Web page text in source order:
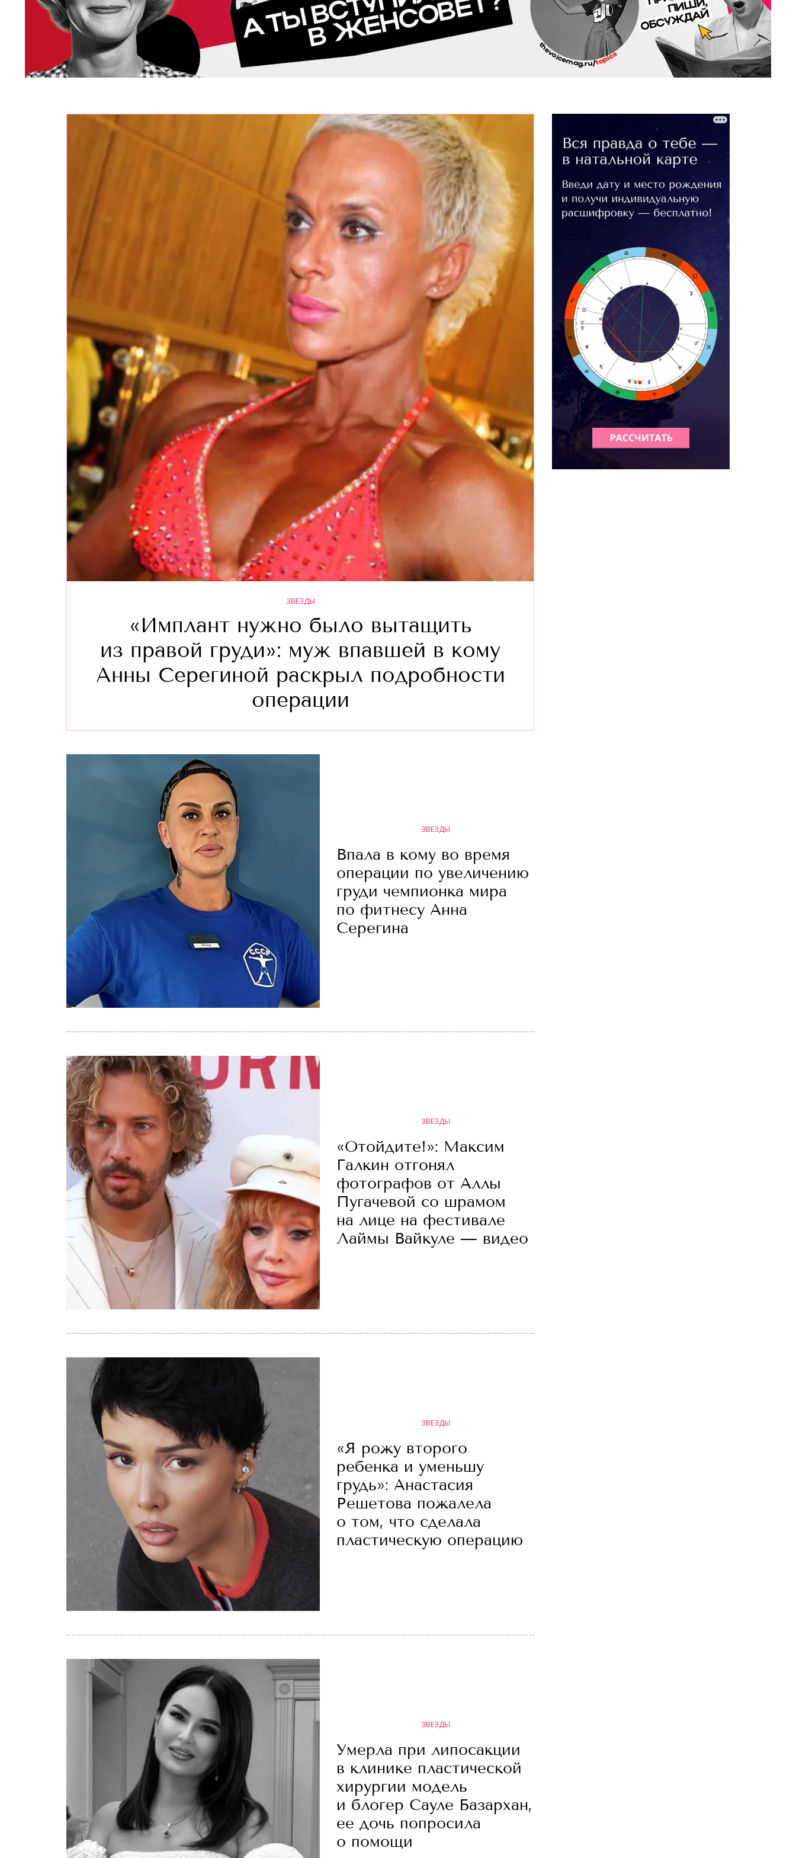
ЗВЕЗДЫ
«Имплант нужно было вытащить
из правой груди»: муж впавшей в кому
Анны Серегиной раскрыл подробности
операции
ЗВЕЗДЫ
Впала в кому во время
операции по увеличению
груди чемпионка мира
по фитнесу Анна
Серегина
ЗВЕЗДЫ
«Отойдите!»: Максим
Галкин отгонял
фотографов от Аллы
Пугачевой со шрамом
на лице на фестивале
Лаймы Вайкуле — видео
ЗВЕЗДЫ
«Я рожу второго
ребенка и уменьшу
грудь»: Анастасия
Решетова пожалела
о том, что сделала
пластическую операцию
ЗВЕЗДЫ
Умерла при липосакции
в клинике пластической
хирургии модель
и блогер Сауле Базархан,
ее дочь попросила
о помощи